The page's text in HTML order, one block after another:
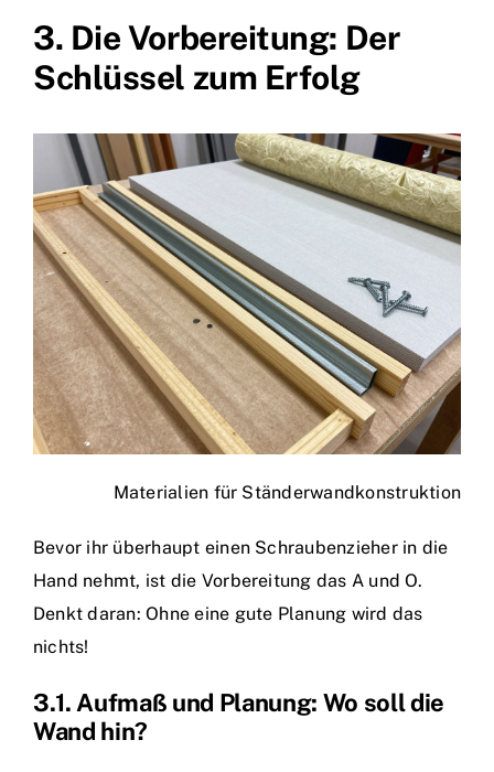
3. Die Vorbereitung: Der
Schlüssel zum Erfolg
Materialien für Ständerwandkonstruktion
Bevor ihr überhaupt einen Schraubenzieher in die
Hand nehmt, ist die Vorbereitung das A und O.
Denkt daran: Ohne eine gute Planung wird das
nichts!
3.1. Aufmaß und Planung: Wo soll die
Wand hin?